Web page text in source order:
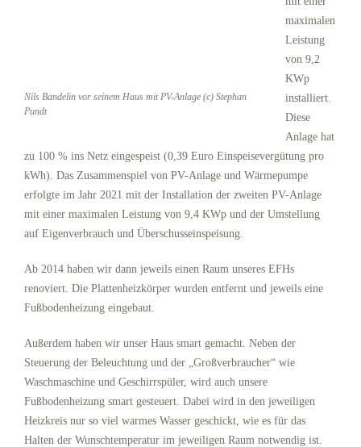
Nils Bandelin vor seinem Haus mit PV-Anlage (c) Stephan
Pundt
maximalen
Leistung
von 9,2
KWp
installiert.
Diese
Anlage hat
zu 100 % ins Netz eingespeist (0,39 Euro Einspeisevergütung pro
kWh). Das Zusammenspiel von PV-Anlage und Wärmepumpe
erfolgte im Jahr 2021 mit der Installation der zweiten PV-Anlage
mit einer maximalen Leistung von 9,4 KWp und der Umstellung
auf Eigenverbrauch und Überschusseinspeisung.
Ab 2014 haben wir dann jeweils einen Raum unseres EFHs
renoviert. Die Plattenheizkörper wurden entfernt und jeweils eine
Fußbodenheizung eingebaut.
Außerdem haben wir unser Haus smart gemacht. Neben der
Steuerung der Beleuchtung und der „Großverbraucher“ wie
Waschmaschine und Geschirrspüler, wird auch unsere
Fußbodenheizung smart gesteuert. Dabei wird in den jeweiligen
Heizkreis nur so viel warmes Wasser geschickt, wie es für das
Halten der Wunschtemperatur im jeweiligen Raum notwendig ist.